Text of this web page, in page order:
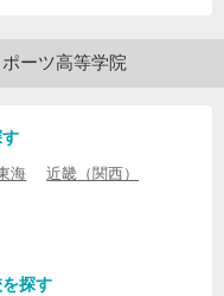
ーツ高等学院
海 近畿（関西）
探す